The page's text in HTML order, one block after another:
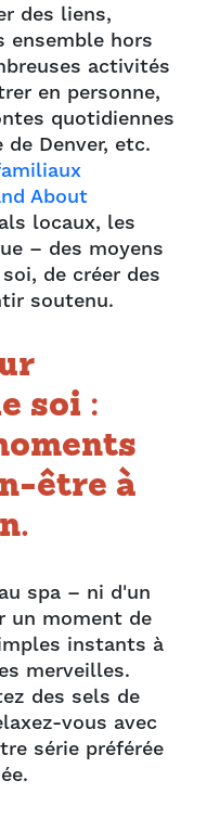
des liens,
ensemble hors
activités
en personne,
quotidiennes
Denver, etc.
About
locaux, les
– des moyens
de créer des
soutenu.
soi :
être à
spa – ni d'un
un moment de
instants à
merveilles.
des sels de
vous avec
série préférée